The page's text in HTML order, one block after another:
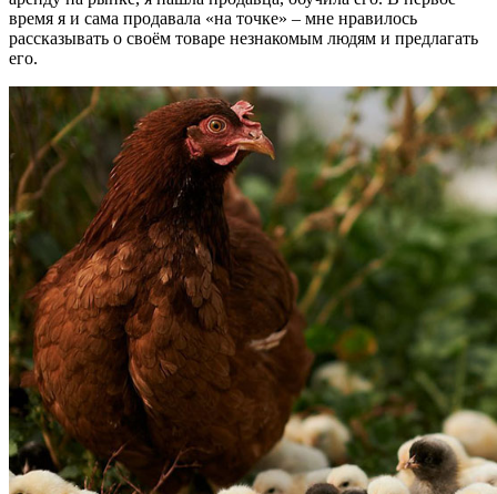
время я и сама продавала «на точке» – мне нравилось
рассказывать о своём товаре незнакомым людям и предлагать
его.